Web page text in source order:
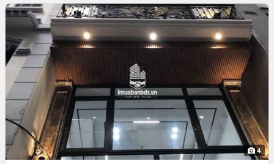
4